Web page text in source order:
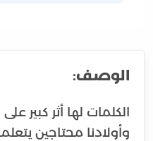
الوصف:
الكلمات لها أثر كبير
وأولادنا محتاجين